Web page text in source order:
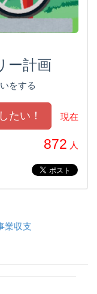
ー計画
をする
現在
872 人
業収支